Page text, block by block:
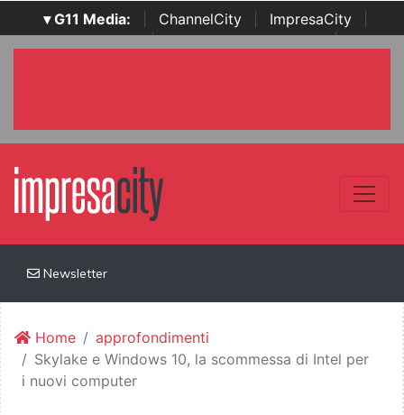
▾ G11 Media: ChannelCity ImpresaCity
SecurityOpenLab | Italian Channel Awards | Italian
Newsletter
Home
approfondimenti
Skylake e Windows 10, la scommessa di Intel per
i nuovi computer